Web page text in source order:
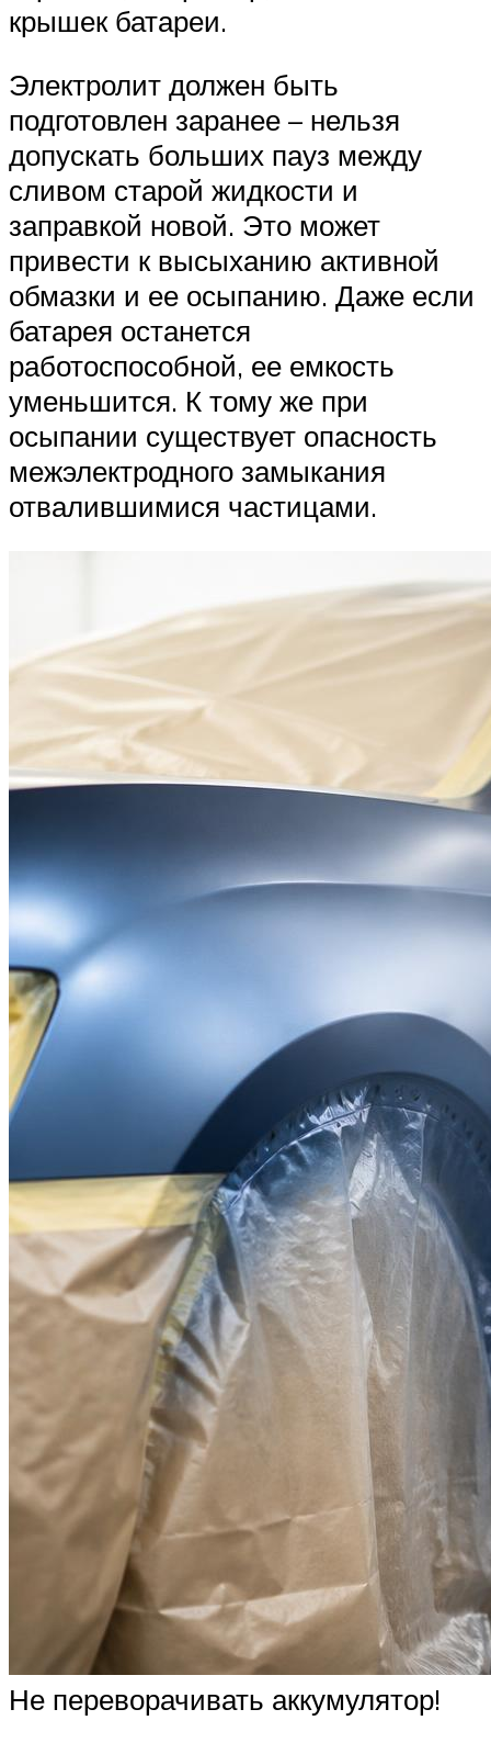
крышек батареи.
Электролит должен быть
подготовлен заранее – нельзя
допускать больших пауз между
сливом старой жидкости и
заправкой новой. Это может
привести к высыханию активной
обмазки и ее осыпанию. Даже если
батарея останется
работоспособной, ее емкость
уменьшится. К тому же при
осыпании существует опасность
межэлектродного замыкания
отвалившимися частицами.
Не переворачивать аккумулятор!